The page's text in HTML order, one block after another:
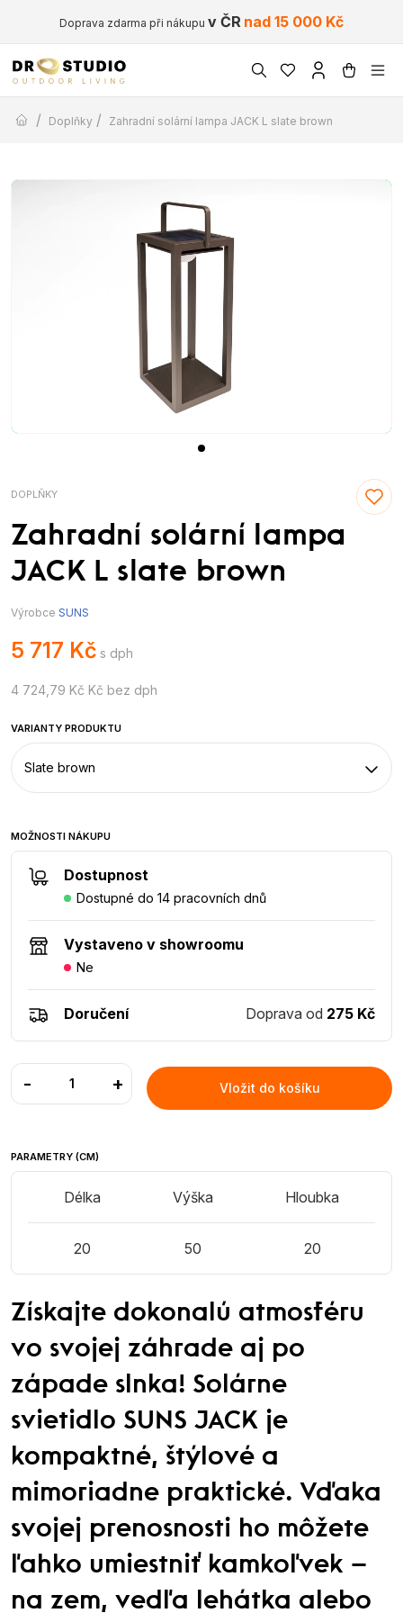
Doprava zdarma při nákupu v ČR nad 15 000 Kč
/ Doplňky / Zahradní solární lampa JACK L slate brown
DOPLŇKY
Zahradní solární lampa
JACK L slate brown
Výrobce SUNS
5 717 Kč s dph
4 724,79 Kč Kč bez dph
VARIANTY PRODUKTU
Slate brown
MOŽNOSTI NÁKUPU
Dostupnost
Dostupné do 14 pracovních dnů
Vystaveno v showroomu
Ne
Doručení Doprava od 275 Kč
- + Vložit do košíku
PARAMETRY (CM)
Délka
20
Výška
50
Hloubka
20
Získajte dokonalú atmosféru
vo svojej záhrade aj po
západe slnka! Solárne
svietidlo SUNS JACK je
kompaktné, štýlové a
mimoriadne praktické. Vďaka
svojej prenosnosti ho môžete
ľahko umiestniť kamkoľvek –
na zem, vedľa lehátka alebo